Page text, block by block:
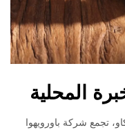
المحلية
تجمع شركة باورويهوا